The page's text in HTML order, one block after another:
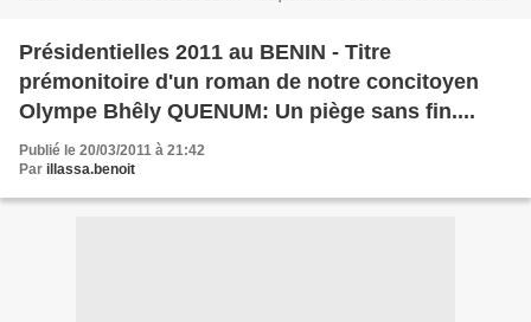
Présidentielles 2011 au BENIN - Titre
prémonitoire d'un roman de notre concitoyen
Olympe Bhêly QUENUM: Un piège sans fin....
Publié le 20/03/2011 à 21:42
Par illassa.benoit